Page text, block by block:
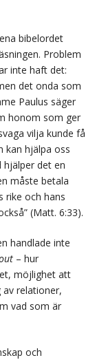
bibelordet
Problem
inte haft det:
det onda som
Paulus säger
honom som ger
vilja kunde få
kan hjälpa oss
hjälper det en
måste betala
rike och hans
(Matt. 6:33).
handlade inte
– hur
möjlighet att
relationer,
vad som är
och